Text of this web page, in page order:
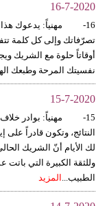
16-7-2020
16- مهنياً: يدعوك هذا
تصرّفاتك وإلى كل كلمة
أوقاتاً حلوة مع الشريك
نفسيتك المرحة وطبعك
15-7-2020
15- مهنياً: بوادر
النتائج، وتكون قادراً
لك الأيام أنّ الشريك
وللثقة الكبيرة التي
الطبيب... المزيد